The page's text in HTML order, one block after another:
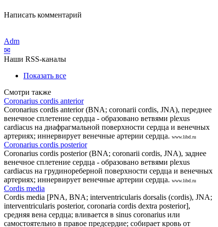
Написать комментарий
Adm
✉
Наши RSS-каналы
Показать все
Смотри также
Coronarius cordis anterior
Coronarius cordis anterior (BNA; coronarii cordis, JNA), переднее
венечное сплетение сердца - образовано ветвями plexus
cardiacus на диафрагмальной поверхности сердца и венечных
артериях; иннервирует венечные артерии сердца. www.libd.ru
Coronarius cordis posterior
Coronarius cordis posterior (BNA; coronarii cordis, JNA), заднее
венечное сплетение сердца - образовано ветвями plexus
cardiacus на грудинореберной поверхности сердца и венечных
артериях; иннервирует венечные артерии сердца. www.libd.ru
Cordis media
Cordis media [PNA, BNA; interventricularis dorsalis (cordis), JNA;
interventricularis posterior, coronaria cordis dextra posterior],
средняя вена сердца; вливается в sinus coronarius или
самостоятельно в правое предсердие; собирает кровь от